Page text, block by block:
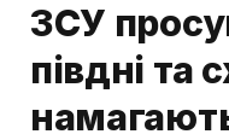
ЗСУ
півдні та